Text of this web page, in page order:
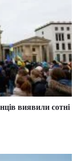
виявили сотні